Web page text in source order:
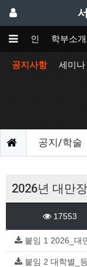
메인 학부소
공지사항 세미나
공지/학술
2026년 대만
17553
붙임 1 2026_대
붙임 2 대학별_